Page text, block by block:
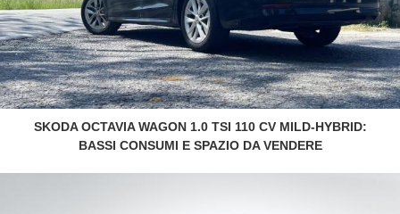
SKODA OCTAVIA WAGON 1.0 TSI 110 CV MILD-HYBRID:
BASSI CONSUMI E SPAZIO DA VENDERE